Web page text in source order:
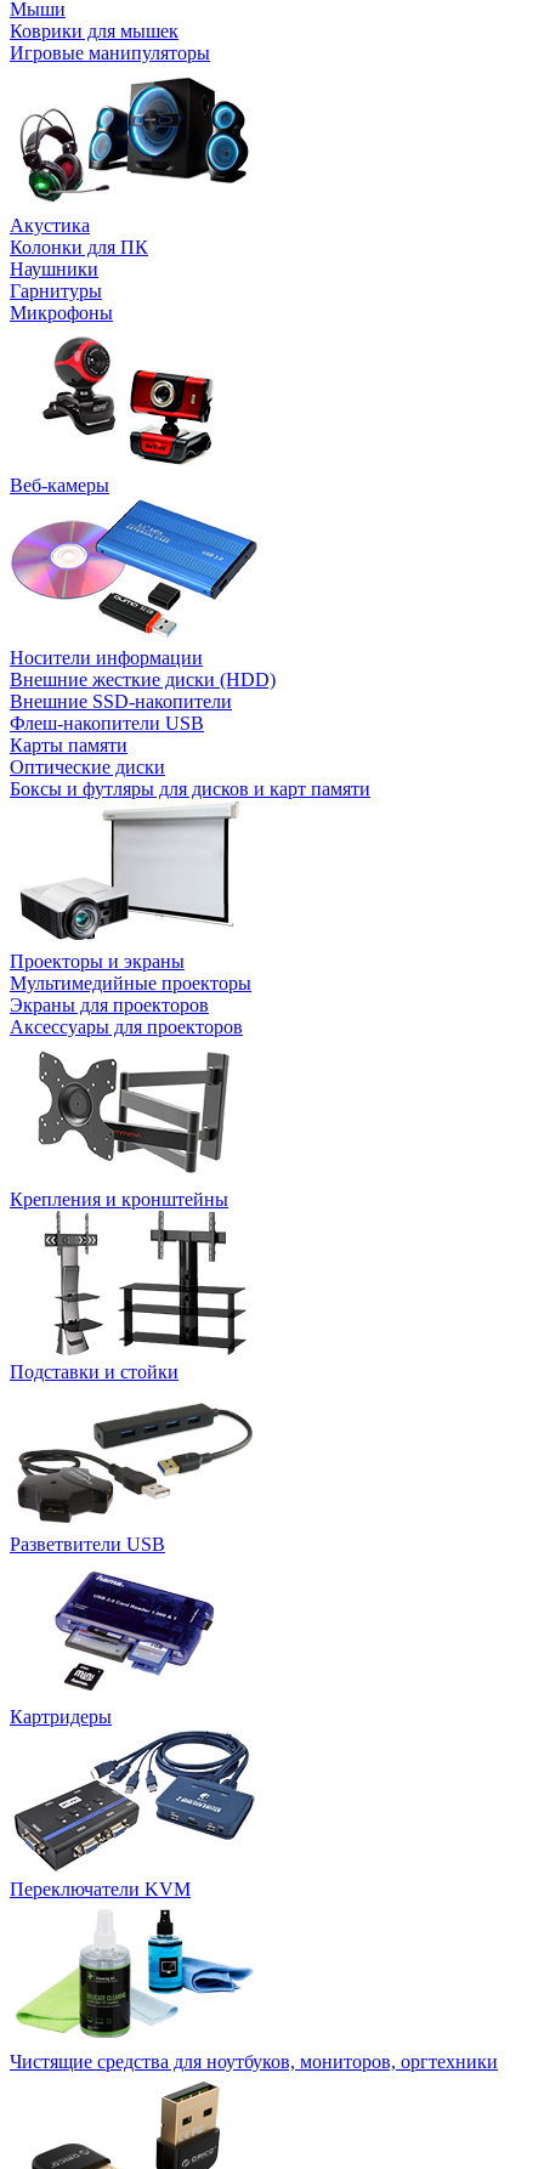
Мыши
Коврики для мышек
Игровые манипуляторы
Акустика
Колонки для ПК
Наушники
Гарнитуры
Микрофоны
Веб-камеры
Носители информации
Внешние жесткие диски (HDD)
Внешние SSD-накопители
Флеш-накопители USB
Карты памяти
Оптические диски
Боксы и футляры для дисков и карт памяти
Проекторы и экраны
Мультимедийные проекторы
Экраны для проекторов
Аксессуары для проекторов
Крепления и кронштейны
Подставки и стойки
Разветвители USB
Картридеры
Переключатели KVM
Чистящие средства для ноутбуков, мониторов, оргтехники